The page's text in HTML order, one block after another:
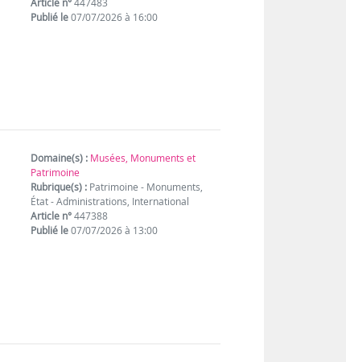
Article n°447483
Publié le07/07/2026 à 16:00
Domaine(s) : Musées, Monuments et
Patrimoine
Rubrique(s) : Patrimoine - Monuments,
État - Administrations, International
Article n°447388
Publié le07/07/2026 à 13:00